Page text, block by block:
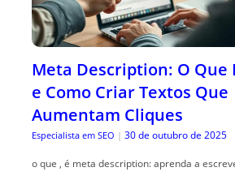
Meta Description: O Que
e Como Criar Textos Que
Aumentam Cliques
Especialista em SEO | 30 de outubro de 2025
o que , é meta description: aprenda a